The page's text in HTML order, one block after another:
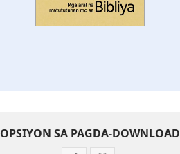
OPSIYON SA PAGDA-DOWNLOAD